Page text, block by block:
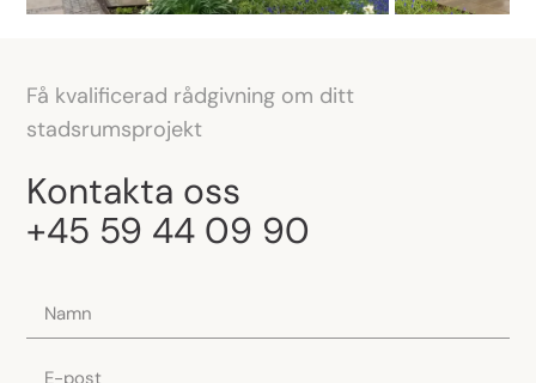
Få kvalificerad rådgivning om ditt
stadsrumsprojekt
Kontakta oss
+45 59 44 09 90